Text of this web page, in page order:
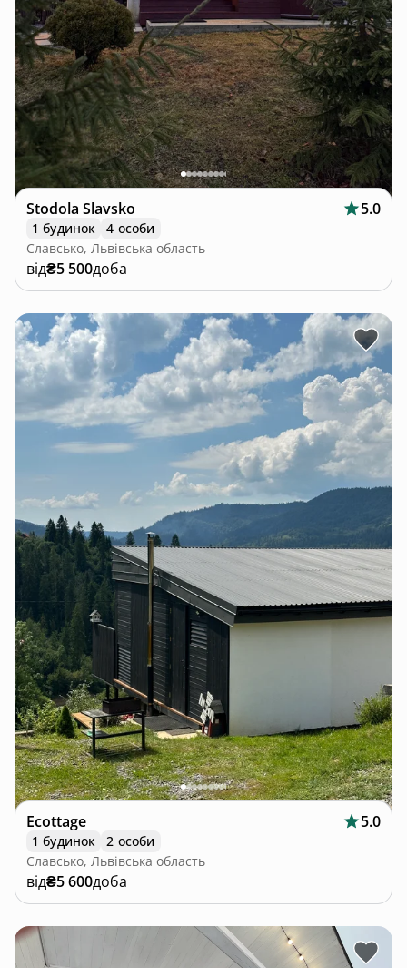
Stodola Slavsko 5.0
1 будинок
4 особи
Славсько, Львівська область
від₴5 500доба
Ecottage 5.0
1 будинок
2 особи
Славсько, Львівська область
від₴5 600доба